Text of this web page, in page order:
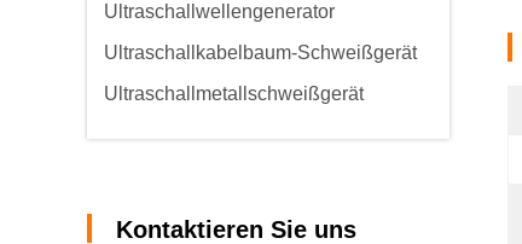
Ultraschallwellengenerator
Ultraschallkabelbaum-Schweißgerät
Ultraschallmetallschweißgerät
Kontaktieren Sie uns